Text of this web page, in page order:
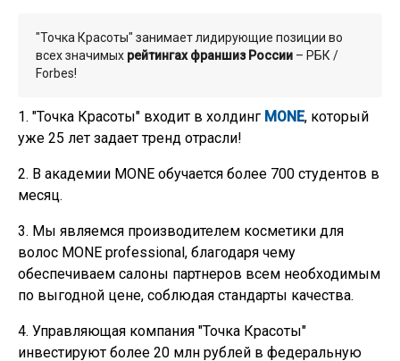
"Точка Красоты" занимает лидирующие позиции во
всех значимых рейтингах франшиз России – РБК /
Forbes!
1. "Точка Красоты" входит в холдинг MONE, который
уже 25 лет задает тренд отрасли!
2. В академии MONE обучается более 700 студентов в
месяц.
3. Мы являемся производителем косметики для
волос MONE professional, благодаря чему
обеспечиваем салоны партнеров всем необходимым
по выгодной цене, соблюдая стандарты качества.
4. Управляющая компания "Точка Красоты"
инвестируют более 20 млн рублей в федеральную